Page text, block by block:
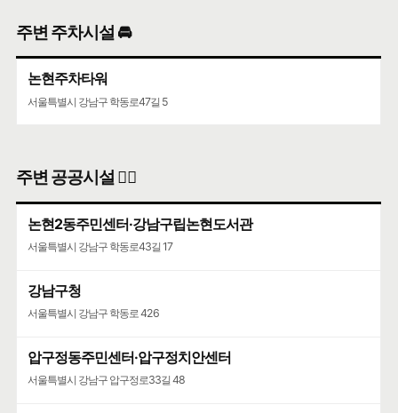
주변 주차시설 🚘
논현주차타워
서울특별시 강남구 학동로47길 5
주변 공공시설 👨‍✈️
논현2동주민센터·강남구립논현도서관
서울특별시 강남구 학동로43길 17
강남구청
서울특별시 강남구 학동로 426
압구정동주민센터·압구정치안센터
서울특별시 강남구 압구정로33길 48